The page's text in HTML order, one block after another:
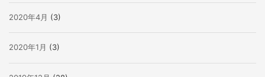
2020年4月 (3)
2020年1月 (3)